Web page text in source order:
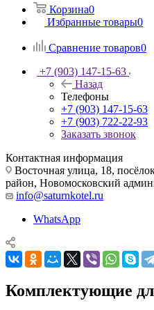
Корзина0
Избранные товары0
Сравнение товаров0
+7 (903) 147-15-63
Назад
Телефоны
+7 (903) 147-15-63
+7 (903) 722-22-93
Заказать звонок
Контактная информация
Восточная улица, 18,
район, Новомосковский
info@saturnkotel.ru
WhatsApp
Комплектующие